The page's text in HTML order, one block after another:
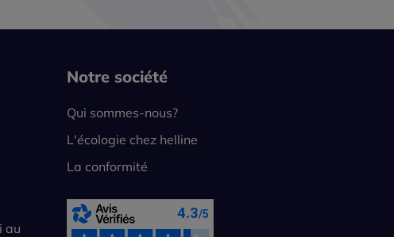
au
Notre société
Qui sommes-nous?
L'écologie chez helline
La conformité